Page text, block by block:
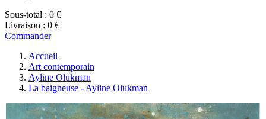
Sous-total : 0 €
Livraison : 0 €
Commander
Accueil
Art contemporain
Ayline Olukman
La baigneuse - Ayline Olukman